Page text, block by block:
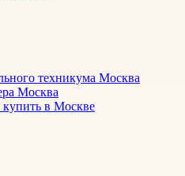
техникума Москва
Москва
в Москве